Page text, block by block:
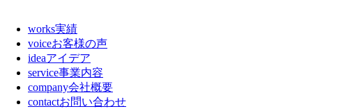
works実績
voiceお客様の声
ideaアイデア
service事業内容
company会社概要
contactお問い合わせ